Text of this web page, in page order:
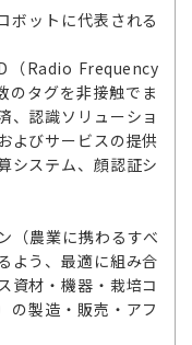
ボットに代表される
（Radio Frequency
タグを非接触でま
、認識ソリューショ
よびサービスの提供
システム、顔認証シ
（農業に携わるすべ
よう、最適に組み合
資材・機器・栽培コ
の製造・販売・アフ